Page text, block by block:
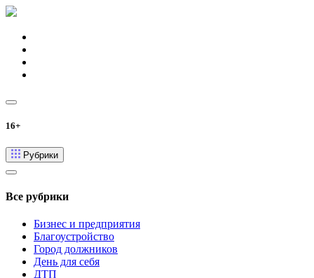
16+
Рубрики
Все рубрики
Бизнес и предприятия
Благоустройство
Город должников
День для себя
ДТП